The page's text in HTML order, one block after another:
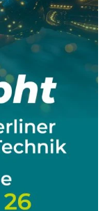
im
und Männer
im